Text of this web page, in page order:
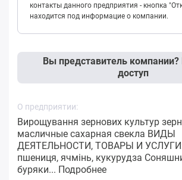
контакты данного предприятия - кнопка
находится под информацие о компании.
Вы представитель компании?
доступ
О предприятии:
Вирощування зернових культур
масличные сахарная свекла ВИДЫ
ДЕЯТЕЛЬНОСТИ, ТОВАРЫ И УСЛУГИ:
пшениця, ячмінь, кукурудза
буряки... Подробнее